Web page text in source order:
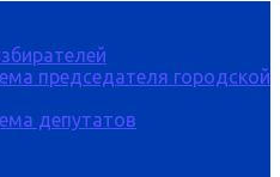
председателя городской
депутатов